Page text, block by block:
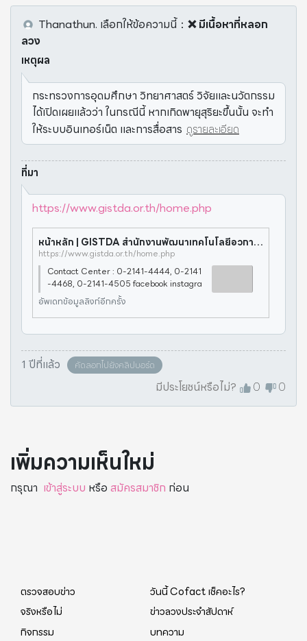
Thanathun. เลือกให้ข้อความนี้： ❌ มีเนื้อหาที่หลอก
ลวง
เหตุผล
กระทรวงการอุดมศึกษา วิทยาศาสตร์ วิจัยและนวัตกรรม
ได้เปิดเผยแล้วว่า ในกรณีนี้ หากเกิดพายุสุริยะขึ้นนั้น จะทำ
ให้ระบบอินเทอร์เน็ต และการสื่อสาร ดูรายละเอียด
ที่มา
https://www.gistda.or.th/home.php
หน้าหลัก | GISTDA สำนักงานพัฒนาเทคโนโลยีอวกาศและภูมิสารสนเทศ (องค์การมหาชน)
https://www.gistda.or.th/home.php
Contact Center : 0-2141-4444, 0-2141
-4468, 0-2141-4505 facebook instagra
อัพเดทข้อมูลลิงก์อีกครั้ง
1 ปีที่แล้ว คัดลอกไปยังคลิปบอร์ด
มีประโยชน์หรือไม่? 0 0
เพิ่มความเห็นใหม่
กรุณา เข้าสู่ระบบ หรือ สมัครสมาชิก ก่อน
ตรวจสอบข่าว
วันนี้ Cofact เช็คอะไร?
จริงหรือไม่
ข่าวลวงประจำสัปดาห์
กิจกรรม
บทความ